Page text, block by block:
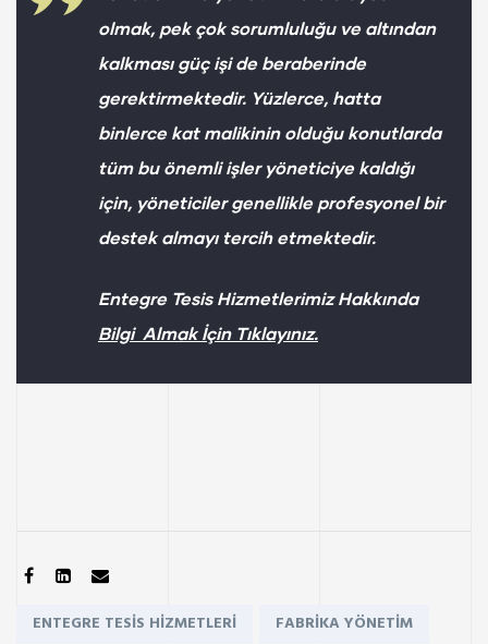
olmak, pek çok sorumluluğu ve altından
kalkması güç işi de beraberinde
gerektirmektedir. Yüzlerce, hatta
binlerce kat malikinin olduğu konutlarda
tüm bu önemli işler yöneticiye kaldığı
için, yöneticiler genellikle profesyonel bir
destek almayı tercih etmektedir.
Entegre Tesis Hizmetlerimiz Hakkında
Bilgi Almak İçin Tıklayınız.
SHARE:
Tags:
ENTEGRE TESIS HIZMETLERI
FABRIKA YÖNETIM